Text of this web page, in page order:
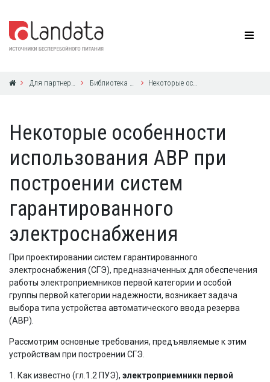
Для партнеров Библиотека по ИБП Некоторые особенности использования АВР при построении систем гарантированного электроснабжения
Некоторые особенности
использования АВР при
построении систем
гарантированного
электроснабжения
При проектировании систем гарантированного
электроснабжения (СГЭ), предназначенных для обеспечения
работы электроприемников первой категории и особой
группы первой категории надежности, возникает задача
выбора типа устройства автоматического ввода резерва
(АВР).
Рассмотрим основные требования, предъявляемые к этим
устройствам при построении СГЭ.
1. Как известно (гл.1.2 ПУЭ), электроприемники первой